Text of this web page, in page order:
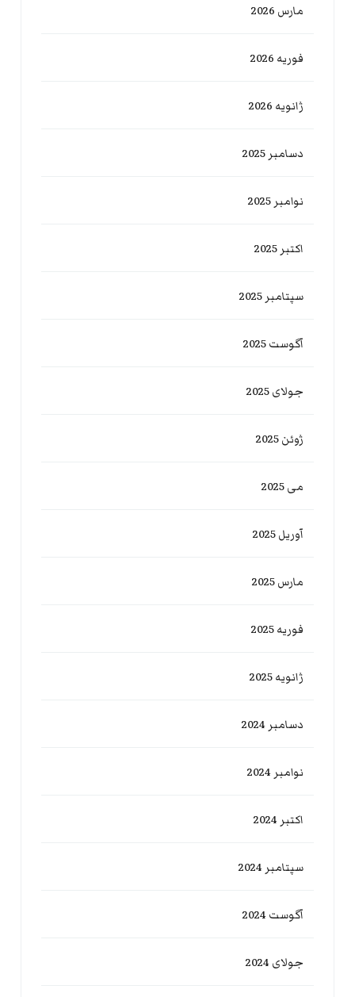
مارس 2026
فوریه 2026
ژانویه 2026
دسامبر 2025
نوامبر 2025
اکتبر 2025
سپتامبر 2025
آگوست 2025
جولای 2025
ژوئن 2025
می 2025
آوریل 2025
مارس 2025
فوریه 2025
ژانویه 2025
دسامبر 2024
نوامبر 2024
اکتبر 2024
سپتامبر 2024
آگوست 2024
جولای 2024